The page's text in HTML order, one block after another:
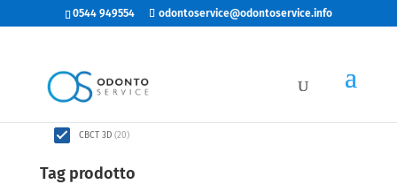
0544 949554 odontoservice@odontoservice.info
Categorie
CBCT 3D 2020
Tag prodotto